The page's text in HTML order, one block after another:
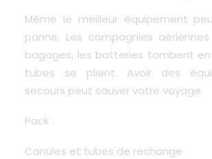
Même le meilleur équipement
panne. Les compagnies
bagages, les batteries tombent
tubes se plient. Avoir des
secours peut sauver votre voyage.
Pack :
Canules et tubes de rechange